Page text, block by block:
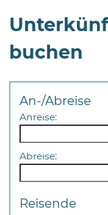
sowie
außerhalb
Öffnungszeiten
nach
Vereinbarung.
buchen
An-/Abreise
Anreise:
Abreise:
Reisende